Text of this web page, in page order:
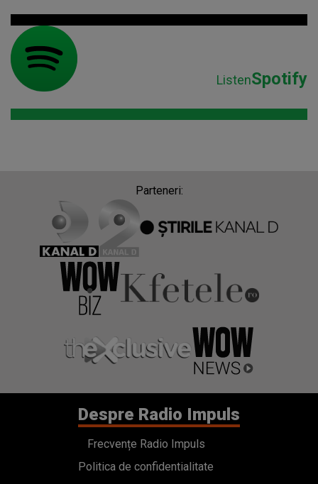
ListenSpotify
Parteneri:
Despre Radio Impuls
Frecvențe Radio Impuls
Politica de confidentialitate